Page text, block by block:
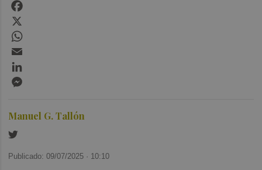
Manuel G. Tallón
Publicado: 09/07/2025 · 10:10